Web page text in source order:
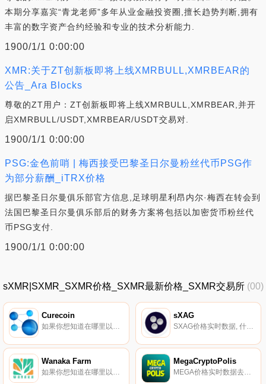
本期分享嘉宾“青龙老师”多年从业金融投资圈,擅长趋势判断,拥有
丰富的数字资产合约经验和专业的技术分析能力.
1900/1/1 0:00:00
XMR:关于ZT创新板即将上线XMRBULL,XMRBEAR的
公告_Ara Blocks
尊敬的ZT用户：ZT创新板即将上线XMRBULL,XMRBEAR,并开
启XMRBULL/USDT,XMRBEAR/USDT交易对.
1900/1/1 0:00:00
PSG:金色前哨 | 梅西接受巴黎圣日尔曼粉丝代币PSG作
为部分薪酬_iTRX价格
据巴黎圣日尔曼俱乐部官方信息,足球明星利昂内尔·梅西在转会到
法国巴黎圣日尔曼俱乐部后的财务方案将包括以加密货币粉丝代
币PSG支付.
1900/1/1 0:00:00
sXMR|SXMR_SXMR价格_SXMR最新价格_SXMR交易所 (00)
Curecoin
如果你想知道在哪里以当前价格购买Curecoin,目前交易{Curecoin]股票的顶级加密货币交易所是HitBTC。您可以在我们的加密货币交易所页面上找到其他列表。Curecoin将自己描述为一种加密实用令牌,致力于用蛋白质折叠计算取代ASIC挖掘,帮助科学家找到新的药物来代替挖掘哈希.
sXAG
SXAG价格实时数据, 什么是二进制？sXAG是由Synthetix协议启用的合成银令牌。它通过Chainlink的去中心化神谕网络提供的价格信息来跟踪白银价格。它可以在Kwenta或Synthetix.Exchange上交易Synthetix协议原生的其他资产,而不会出现滑动.
Wanaka Farm MegaCryptoPolis